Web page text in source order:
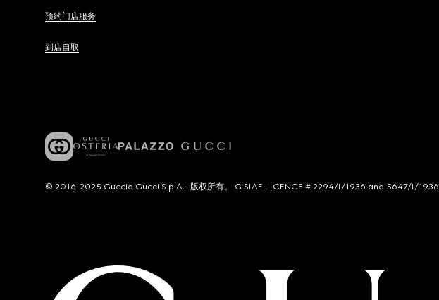
预约门店服务
到店自取
© 2016-2025 Guccio Gucci S.p.A.- 版权所有。 G SIAE LICENCE # 2294/I/1936 and 5647/I/1936